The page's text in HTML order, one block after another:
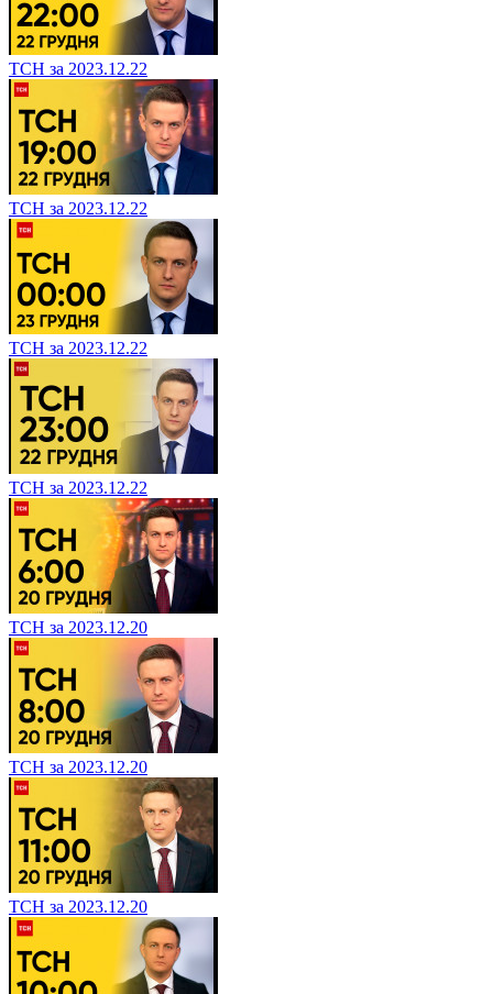
ТСН за 2023.12.22
ТСН за 2023.12.22
ТСН за 2023.12.22
ТСН за 2023.12.22
ТСН за 2023.12.20
ТСН за 2023.12.20
ТСН за 2023.12.20